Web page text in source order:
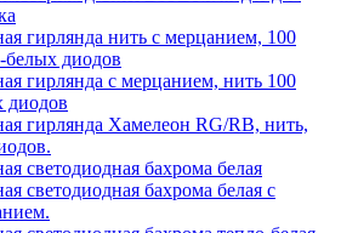
гирлянда нить с мерцанием, 100
белых диодов
гирлянда с мерцанием, нить 100
диодов
гирлянда Хамелеон RG/RB, нить,
светодиодная бахрома белая
светодиодная бахрома белая с